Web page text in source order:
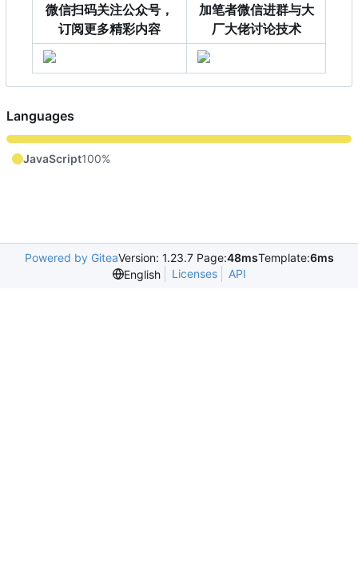
微信扫码关注公众号，
订阅更多精彩内容
加笔者微信进群与大
厂大佬讨论技术
Languages
JavaScript100%
Powered by GiteaVersion: 1.23.7 Page:48msTemplate:6ms
English
Licenses API